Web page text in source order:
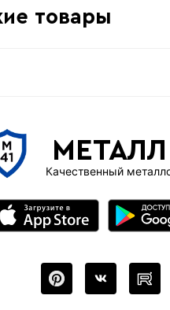
товары
МЕТАЛЛ
Качественный